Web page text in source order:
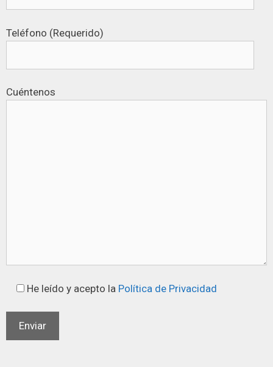
Teléfono (Requerido)
Cuéntenos
He leído y acepto la Política de Privacidad